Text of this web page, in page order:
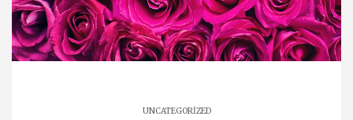
UNCATEGORIZED